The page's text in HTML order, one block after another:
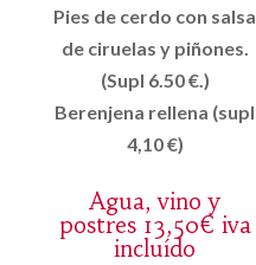
Pies de cerdo con salsa
de ciruelas y piñones.
(Supl 6.50 €.)
Berenjena rellena (supl
4,10 €)
Agua, vino y
postres 13,50€ iva
incluído